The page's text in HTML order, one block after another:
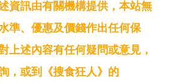
資訊由有關機構提供，本站無
準、優惠及價錢作出任何保
上述內容有任何疑問或意見，
，或到《搜食狂人》的